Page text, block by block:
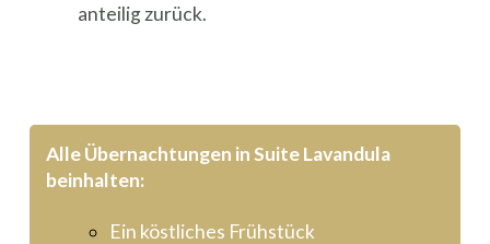
anteilig zurück.
Alle Übernachtungen in Suite Lavandula
beinhalten:
Ein köstliches Frühstück